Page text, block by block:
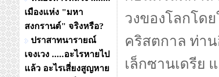
เมืองแห่ง "มหา
สงกรานต์" จริงหรือ?
ปราสาทนารายณ์
เจงเวง .....อะไรหายไป
แล้ว อะไรเสี่ยงสูญหาย
วงของโลกโด
คริสตกาล ท่าน
เล็กซานเดรีย